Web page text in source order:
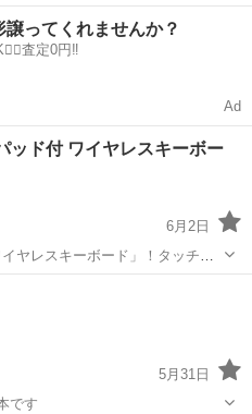
ワンルーム寮費無料！赴任旅費会
安食堂利用可！年間休日135日
他
譲ってくれませんか？
査定0円‼️
Ad
ッド付 ワイヤレスキーボー
6月2日
ヤレスキーボード」！タッチパ
ットを操作できるのでラクラ
用可能！
5月31日
です